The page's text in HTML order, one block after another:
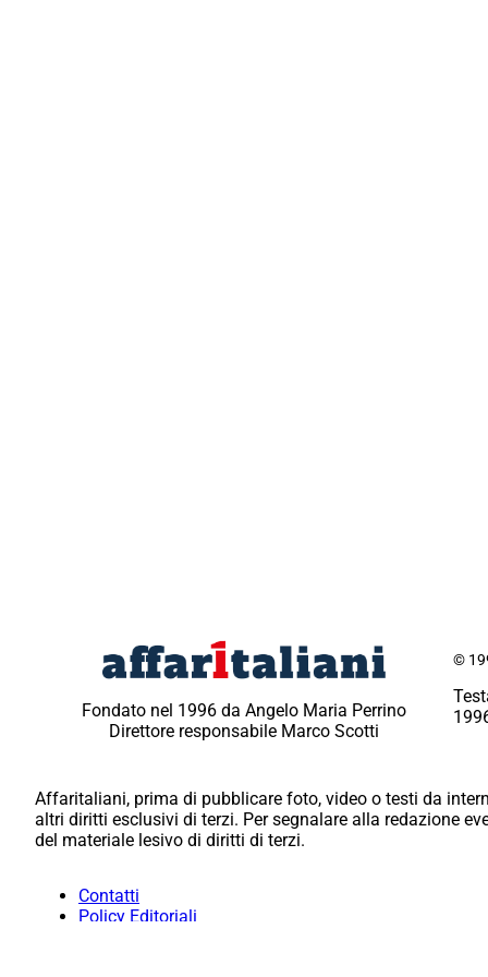
Fondato nel 1996 da Angelo Maria Perrino
Direttore responsabile Marco Scotti
©
Affaritaliani, prima di pubblicare foto, video o testi da
altri diritti esclusivi di terzi. Per segnalare alla redazione
del materiale lesivo di diritti di terzi.
Contatti
Policy Editoriali